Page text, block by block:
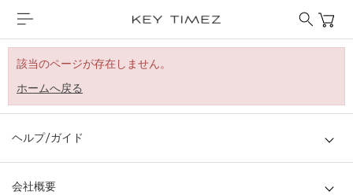
該当のページが存在しません。
ホームへ戻る
ヘルプ/ガイド
会社概要